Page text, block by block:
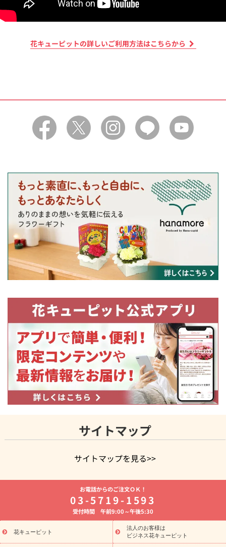
本キャンペーンにApple社は一切関与していません。
花キューピットの詳しいご利用方法はこちらから
サイトマップ
サイトマップを見る>>
よく贈られる花
お祝いの花特集
誕生日フラワーギフト特集
8月の誕生花(トルコキキョウ)
開店・開業祝い
お供え・お悔やみ お供え・お悔やみの花
通夜・葬儀に贈る花 胡蝶蘭・花鉢
ーブドフラワー
季節のイベント
ひまわり ギフト・プレゼント
特集
お盆 花（新盆・初盆） 季節のイベント
お盆 花（新
お電話からのご注文ＯＫ！
03-5719-1593
受付時間 午前9:00～午後5:30
花キューピット
法人のお客様は
ビジネス花キューピット